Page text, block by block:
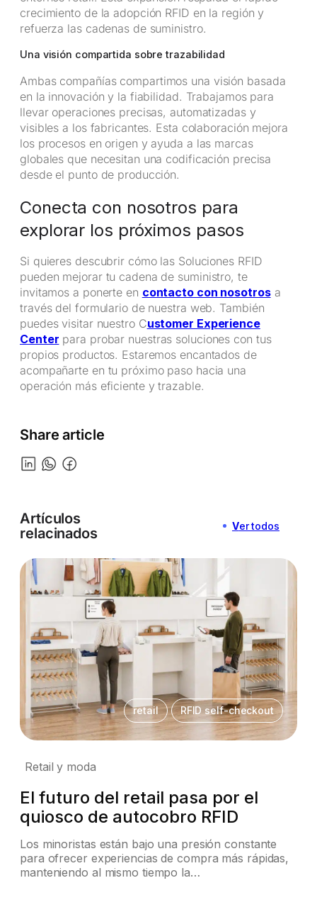
crecimiento de la adopción RFID en la región y
refuerza las cadenas de suministro.
Una visión compartida sobre trazabilidad
Ambas compañías compartimos una visión basada
en la innovación y la fiabilidad. Trabajamos para
llevar operaciones precisas, automatizadas y
visibles a los fabricantes. Esta colaboración mejora
los procesos en origen y ayuda a las marcas
globales que necesitan una codificación precisa
desde el punto de producción.
Conecta con nosotros para
explorar los próximos pasos
Si quieres descubrir cómo las Soluciones RFID
pueden mejorar tu cadena de suministro, te
invitamos a ponerte en contacto con nosotrosa
través del formulario de nuestra web. También
puedes visitar nuestro Customer Experience
Center para probar nuestras soluciones con tus
propios productos. Estaremos encantados de
acompañarte en tu próximo paso hacia una
operación más eficiente y trazable.
Share article
Artículos
relacinados
Ver todos
retail RFID self-checkout
Retail y moda
El futuro del retail pasa por el
quiosco de autocobro RFID
Los minoristas están bajo una presión constante
para ofrecer experiencias de compra más rápidas,
manteniendo al mismo tiempo la…